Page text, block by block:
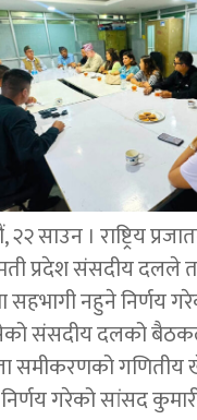
साउन । राष्ट्रिय
प्रदेश संसदीय दलले
सहभागी नहुने निर्णय
संसदीय दलको
समीकरणको गणितीय
गरेको सांसद